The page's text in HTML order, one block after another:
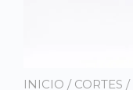
INICIO / CORTES /